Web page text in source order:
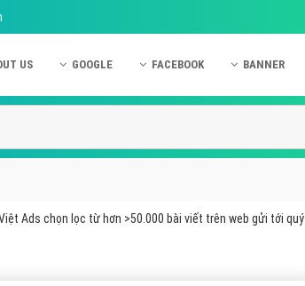
US GOOGLE FACEBOOK BANNER
Ads chọn lọc từ hơn >50.000 bài viết trên web gửi tới quý